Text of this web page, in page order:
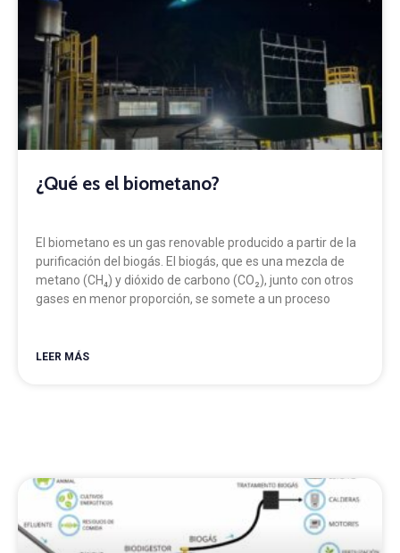
¿Qué es el biometano?
El biometano es un gas renovable producido a partir de la
purificación del biogás. El biogás, que es una mezcla de
metano (CH₄) y dióxido de carbono (CO₂), junto con otros
gases en menor proporción, se somete a un proceso
LEER MÁS